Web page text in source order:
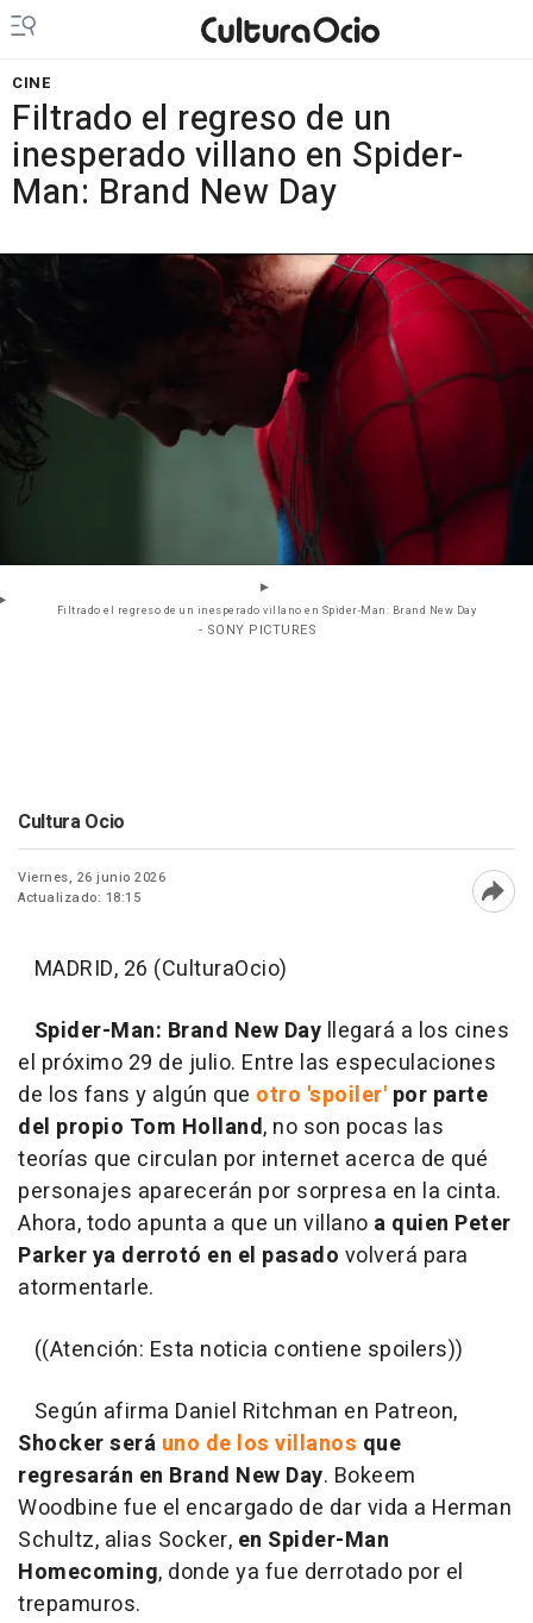
CINE
Filtrado el regreso de un
inesperado villano en Spider-
Man: Brand New Day
Filtrado el regreso de un inesperado villano en Spider-Man: Brand New Day
- SONY PICTURES
Cultura Ocio
Viernes, 26 junio 2026
Actualizado: 18:15
MADRID, 26 (CulturaOcio)
Spider-Man: Brand New Day llegará a los cines
el próximo 29 de julio. Entre las especulaciones
de los fans y algún que otro 'spoiler' por parte
del propio Tom Holland, no son pocas las
teorías que circulan por internet acerca de qué
personajes aparecerán por sorpresa en la cinta.
Ahora, todo apunta a que un villano a quien Peter
Parker ya derrotó en el pasado volverá para
atormentarle.
((Atención: Esta noticia contiene spoilers))
Según afirma Daniel Ritchman en Patreon,
Shocker será uno de los villanos que
regresarán en Brand New Day. Bokeem
Woodbine fue el encargado de dar vida a Herman
Schultz, alias Socker, en Spider-Man
Homecoming, donde ya fue derrotado por el
trepamuros.